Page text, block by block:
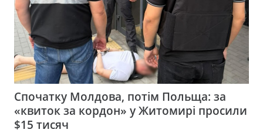
Спочатку Молдова, потім Польща: за
«квиток за кордон» у Житомирі просили
$15 тисяч